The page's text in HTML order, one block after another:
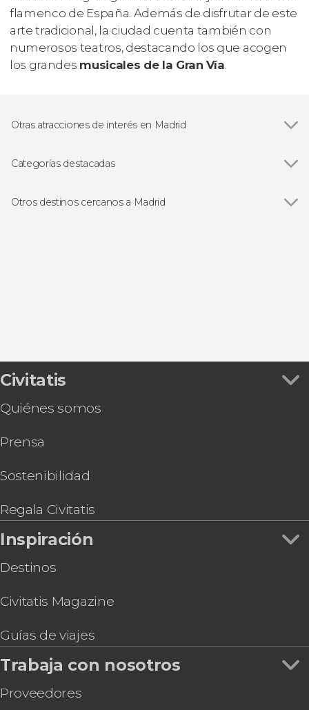
flamenco de España. Además de disfrutar de este
arte tradicional, la ciudad cuenta también con
numerosos teatros, destacando los que acogen
los grandes musicales de la Gran Vía.
Otras atracciones de interés en Madrid
Museo Nacional del Prado
Catedral de la Almudena
Categorías destacadas
Free tours en Madrid
Otros destinos cercanos a Madrid
Civitatis
Quiénes somos
Prensa
Sostenibilidad
Regala Civitatis
Inspiración
Destinos
Civitatis Magazine
Guías de viajes
Trabaja con nosotros
Proveedores